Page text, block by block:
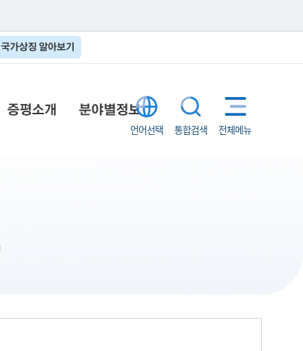
국가상징 알아보기
언어선택 통합검색 전체메뉴
증평소개 분야별정보